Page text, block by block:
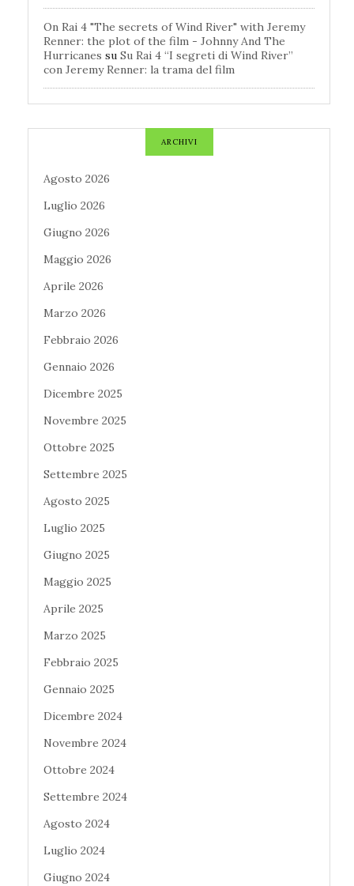
On Rai 4 "The secrets of Wind River" with Jeremy
Renner: the plot of the film - Johnny And The
Hurricanes su Su Rai 4 “I segreti di Wind River”
con Jeremy Renner: la trama del film
ARCHIVI
Agosto 2026
Luglio 2026
Giugno 2026
Maggio 2026
Aprile 2026
Marzo 2026
Febbraio 2026
Gennaio 2026
Dicembre 2025
Novembre 2025
Ottobre 2025
Settembre 2025
Agosto 2025
Luglio 2025
Giugno 2025
Maggio 2025
Aprile 2025
Marzo 2025
Febbraio 2025
Gennaio 2025
Dicembre 2024
Novembre 2024
Ottobre 2024
Settembre 2024
Agosto 2024
Luglio 2024
Giugno 2024